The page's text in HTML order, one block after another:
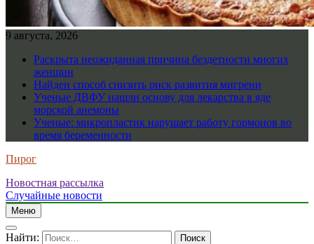
9 августа, 2026
Раскрыта неожиданная причина бездетности многих
женщин
Найден способ снизить риск развития мигрени
Ученые ДВФУ нашли основу для лекарства в яде
морской анемоны
Ученые: микропластик нарушает работу гормонов во
время беременности
Пирог
Новостная рассылка
Случайные новости
Меню
Найти: